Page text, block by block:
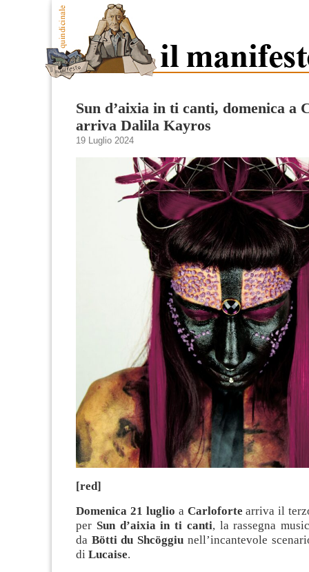
Sun d’aixia in ti canti, domenica a
arriva Dalila Kayros
19 Luglio 2024
[red]
Domenica 21 luglio a Carloforte arriva il
per Sun d’aixia in ti canti, la rassegna
da Bötti du Shcöggiu nell’incantevole
di Lucaise.